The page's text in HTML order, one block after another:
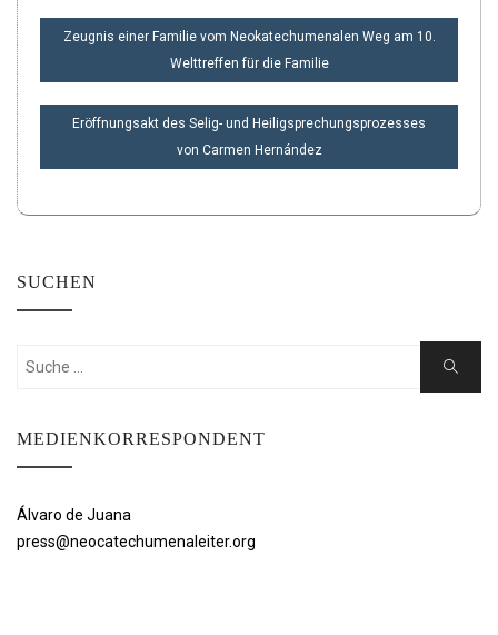
BEITRAGSNAVIGATION
Zeugnis einer Familie vom Neokatechumenalen Weg am 10.
Welttreffen für die Familie
Eröffnungsakt des Selig- und Heiligsprechungsprozesses
von Carmen Hernández
SUCHEN
Suchen
Suche
MEDIENKORRESPONDENT
Álvaro de Juana
press@neocatechumenaleiter.org